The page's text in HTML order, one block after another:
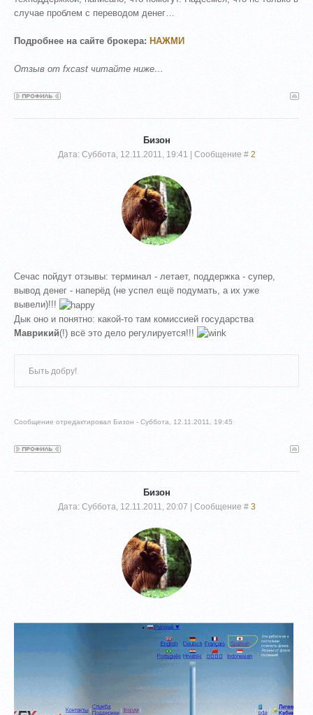
случае проблем с переводом денег…
Подробнее на сайте брокера: НАЖМИ
Отзыв от fxcast читайте ниже…
Бизон
Дата: Суббота, 12.11.2011, 19:41 | Сообщение # 2
Сечас пойдут отзывы: терминал - летает, поддержка - супер,
вывод денег - наперёд (не успел ещё подумать, а их уже
вывели)!!!
Дык оно и понятно: какой-то там комиссией государства
Маврикий(!) всё это дело регулируется!!!
Быть добру!
Сообщение отредактировал Бизон -Суббота, 12.11.2011, 19:45
Бизон
Дата: Суббота, 12.11.2011, 20:07 | Сообщение # 3